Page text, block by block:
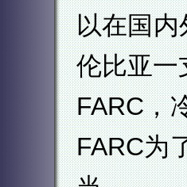
以在国内
伦比亚一
FARC，
FARC为